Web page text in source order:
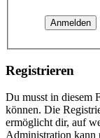
Registrieren
Du musst in diesem
können. Die
ermöglicht dir, auf
Administration kann